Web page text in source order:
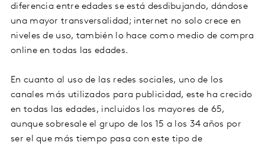
diferencia entre edades se está desdibujando, dándose
una mayor transversalidad; internet no solo crece en
niveles de uso, también lo hace como medio de compra
online en todas las edades.
En cuanto al uso de las redes sociales, uno de los
canales más utilizados para publicidad, este ha crecido
en todas las edades, incluidos los mayores de 65,
aunque sobresale el grupo de los 15 a los 34 años por
ser el que más tiempo pasa con este tipo de